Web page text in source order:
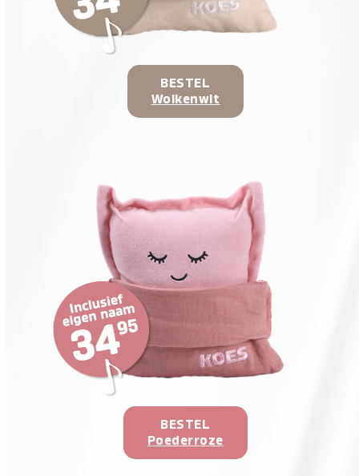
BESTEL
Wolkenwit
BESTEL
Poederroze